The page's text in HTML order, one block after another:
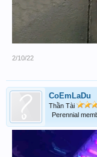
2/10/22
CoEmLaDu
Thần Tài
Perennial